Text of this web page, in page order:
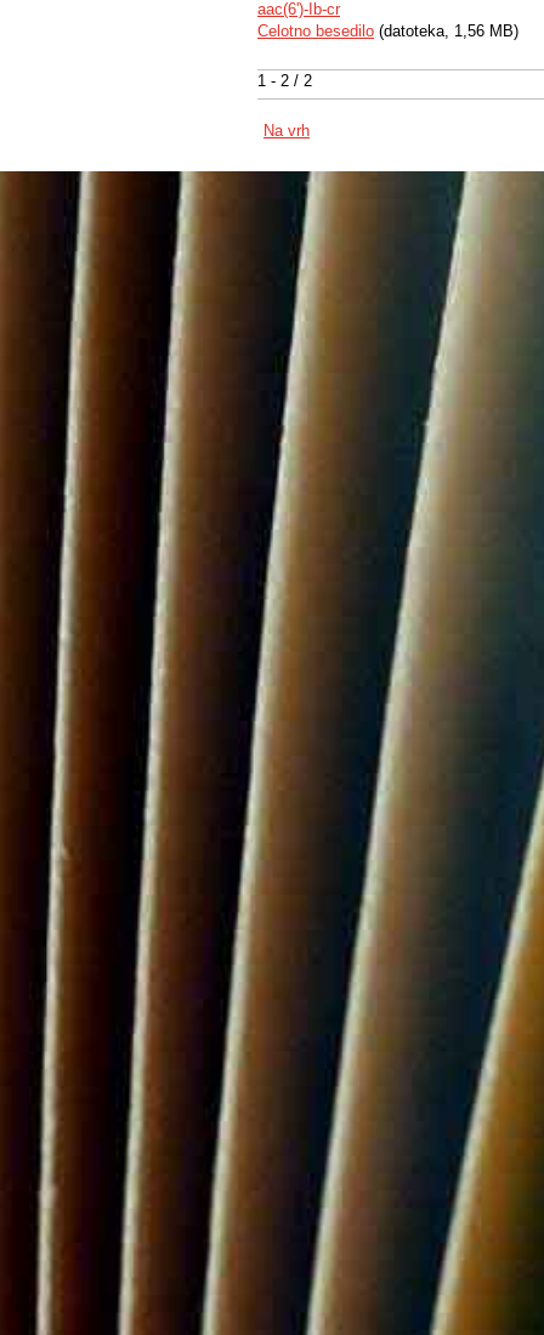
1 - 2 / 2
aac(6')-Ib-cr
Celotno besedilo (datoteka, 1,56 MB)
Na vrh